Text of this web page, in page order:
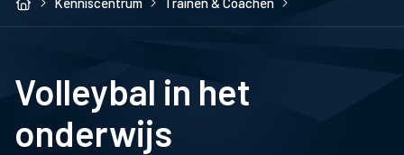
Volleybal in het
onderwijs